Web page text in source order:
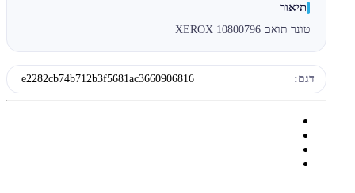
תיאור
טונר תואם XEROX 10800796
דגם: e2282cb74b712b3f5681ac3660906816